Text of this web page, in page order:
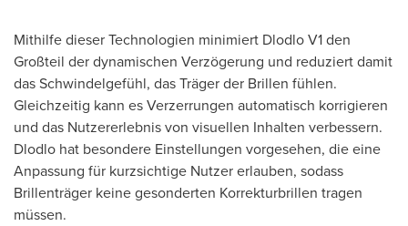
Mithilfe dieser Technologien minimiert Dlodlo V1 den
Großteil der dynamischen Verzögerung und reduziert damit
das Schwindelgefühl, das Träger der Brillen fühlen.
Gleichzeitig kann es Verzerrungen automatisch korrigieren
und das Nutzererlebnis von visuellen Inhalten verbessern.
Dlodlo hat besondere Einstellungen vorgesehen, die eine
Anpassung für kurzsichtige Nutzer erlauben, sodass
Brillenträger keine gesonderten Korrekturbrillen tragen
müssen.